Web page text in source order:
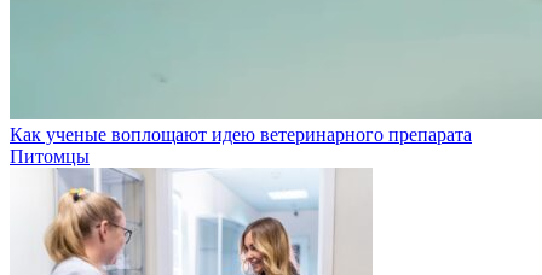
Как ученые воплощают идею ветеринарного препарата
Питомцы